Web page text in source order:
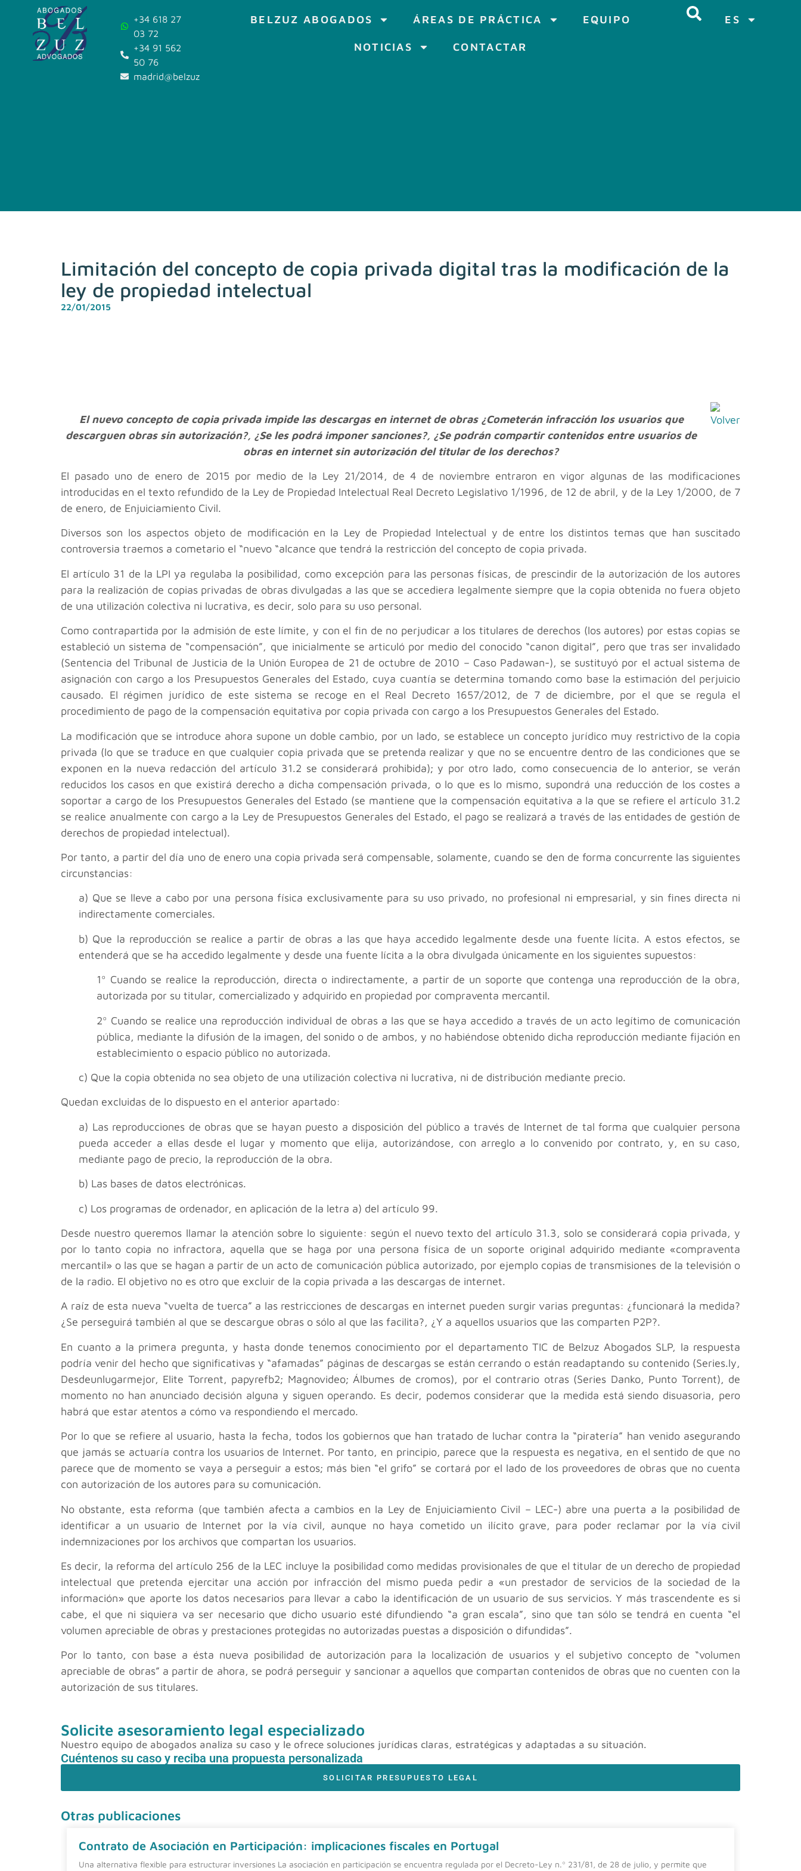
+34 618 27
03 72
+34 91 562
50 76
madrid@belzuz.com
BELZUZ ABOGADOS ÁREAS DE PRÁCTICA EQUIPO
NOTICIAS CONTACTAR
ES
Limitación del concepto de copia privada digital tras la modificación de la
ley de propiedad intelectual
22/01/2015
El nuevo concepto de copia privada impide las descargas en internet de obras ¿Cometerán infracción los usuarios que
descarguen obras sin autorización?, ¿Se les podrá imponer sanciones?, ¿Se podrán compartir contenidos entre usuarios de
obras en internet sin autorización del titular de los derechos?
El pasado uno de enero de 2015 por medio de la Ley 21/2014, de 4 de noviembre entraron en vigor algunas de las modificaciones
introducidas en el texto refundido de la Ley de Propiedad Intelectual Real Decreto Legislativo 1/1996, de 12 de abril, y de la Ley 1/2000, de 7
de enero, de Enjuiciamiento Civil.
Diversos son los aspectos objeto de modificación en la Ley de Propiedad Intelectual y de entre los distintos temas que han suscitado
controversia traemos a cometario el “nuevo “alcance que tendrá la restricción del concepto de copia privada.
El artículo 31 de la LPI ya regulaba la posibilidad, como excepción para las personas físicas, de prescindir de la autorización de los autores
para la realización de copias privadas de obras divulgadas a las que se accediera legalmente siempre que la copia obtenida no fuera objeto
de una utilización colectiva ni lucrativa, es decir, solo para su uso personal.
Como contrapartida por la admisión de este límite, y con el fin de no perjudicar a los titulares de derechos (los autores) por estas copias se
estableció un sistema de “compensación”, que inicialmente se articuló por medio del conocido “canon digital”, pero que tras ser invalidado
(Sentencia del Tribunal de Justicia de la Unión Europea de 21 de octubre de 2010 – Caso Padawan-), se sustituyó por el actual sistema de
asignación con cargo a los Presupuestos Generales del Estado, cuya cuantía se determina tomando como base la estimación del perjuicio
causado. El régimen jurídico de este sistema se recoge en el Real Decreto 1657/2012, de 7 de diciembre, por el que se regula el
procedimiento de pago de la compensación equitativa por copia privada con cargo a los Presupuestos Generales del Estado.
La modificación que se introduce ahora supone un doble cambio, por un lado, se establece un concepto jurídico muy restrictivo de la copia
privada (lo que se traduce en que cualquier copia privada que se pretenda realizar y que no se encuentre dentro de las condiciones que se
exponen en la nueva redacción del artículo 31.2 se considerará prohibida); y por otro lado, como consecuencia de lo anterior, se verán
reducidos los casos en que existirá derecho a dicha compensación privada, o lo que es lo mismo, supondrá una reducción de los costes a
soportar a cargo de los Presupuestos Generales del Estado (se mantiene que la compensación equitativa a la que se refiere el artículo 31.2
se realice anualmente con cargo a la Ley de Presupuestos Generales del Estado, el pago se realizará a través de las entidades de gestión de
derechos de propiedad intelectual).
Por tanto, a partir del día uno de enero una copia privada será compensable, solamente, cuando se den de forma concurrente las siguientes
circunstancias:
a) Que se lleve a cabo por una persona física exclusivamente para su uso privado, no profesional ni empresarial, y sin fines directa ni
indirectamente comerciales.
b) Que la reproducción se realice a partir de obras a las que haya accedido legalmente desde una fuente lícita. A estos efectos, se
entenderá que se ha accedido legalmente y desde una fuente lícita a la obra divulgada únicamente en los siguientes supuestos:
1º Cuando se realice la reproducción, directa o indirectamente, a partir de un soporte que contenga una reproducción de la obra,
autorizada por su titular, comercializado y adquirido en propiedad por compraventa mercantil.
2º Cuando se realice una reproducción individual de obras a las que se haya accedido a través de un acto legítimo de comunicación
pública, mediante la difusión de la imagen, del sonido o de ambos, y no habiéndose obtenido dicha reproducción mediante fijación en
establecimiento o espacio público no autorizada.
c) Que la copia obtenida no sea objeto de una utilización colectiva ni lucrativa, ni de distribución mediante precio.
Quedan excluidas de lo dispuesto en el anterior apartado:
a) Las reproducciones de obras que se hayan puesto a disposición del público a través de Internet de tal forma que cualquier persona
pueda acceder a ellas desde el lugar y momento que elija, autorizándose, con arreglo a lo convenido por contrato, y, en su caso,
mediante pago de precio, la reproducción de la obra.
b) Las bases de datos electrónicas.
c) Los programas de ordenador, en aplicación de la letra a) del artículo 99.
Desde nuestro queremos llamar la atención sobre lo siguiente: según el nuevo texto del artículo 31.3, solo se considerará copia privada, y
por lo tanto copia no infractora, aquella que se haga por una persona física de un soporte original adquirido mediante «compraventa
mercantil» o las que se hagan a partir de un acto de comunicación pública autorizado, por ejemplo copias de transmisiones de la televisión o
de la radio. El objetivo no es otro que excluir de la copia privada a las descargas de internet.
A raíz de esta nueva “vuelta de tuerca” a las restricciones de descargas en internet pueden surgir varias preguntas: ¿funcionará la medida?
¿Se perseguirá también al que se descargue obras o sólo al que las facilita?, ¿Y a aquellos usuarios que las comparten P2P?.
En cuanto a la primera pregunta, y hasta donde tenemos conocimiento por el departamento TIC de Belzuz Abogados SLP, la respuesta
podría venir del hecho que significativas y “afamadas” páginas de descargas se están cerrando o están readaptando su contenido (Series.ly,
Desdeunlugarmejor, Elite Torrent, papyrefb2; Magnovideo; Álbumes de cromos), por el contrario otras (Series Danko, Punto Torrent), de
momento no han anunciado decisión alguna y siguen operando. Es decir, podemos considerar que la medida está siendo disuasoria, pero
habrá que estar atentos a cómo va respondiendo el mercado.
Por lo que se refiere al usuario, hasta la fecha, todos los gobiernos que han tratado de luchar contra la “piratería” han venido asegurando
que jamás se actuaría contra los usuarios de Internet. Por tanto, en principio, parece que la respuesta es negativa, en el sentido de que no
parece que de momento se vaya a perseguir a estos; más bien “el grifo” se cortará por el lado de los proveedores de obras que no cuenta
con autorización de los autores para su comunicación.
No obstante, esta reforma (que también afecta a cambios en la Ley de Enjuiciamiento Civil – LEC-) abre una puerta a la posibilidad de
identificar a un usuario de Internet por la vía civil, aunque no haya cometido un ilícito grave, para poder reclamar por la vía civil
indemnizaciones por los archivos que compartan los usuarios.
Es decir, la reforma del artículo 256 de la LEC incluye la posibilidad como medidas provisionales de que el titular de un derecho de propiedad
intelectual que pretenda ejercitar una acción por infracción del mismo pueda pedir a «un prestador de servicios de la sociedad de la
información» que aporte los datos necesarios para llevar a cabo la identificación de un usuario de sus servicios. Y más trascendente es si
cabe, el que ni siquiera va ser necesario que dicho usuario esté difundiendo “a gran escala”, sino que tan sólo se tendrá en cuenta “el
volumen apreciable de obras y prestaciones protegidas no autorizadas puestas a disposición o difundidas”.
Por lo tanto, con base a ésta nueva posibilidad de autorización para la localización de usuarios y el subjetivo concepto de “volumen
apreciable de obras” a partir de ahora, se podrá perseguir y sancionar a aquellos que compartan contenidos de obras que no cuenten con la
autorización de sus titulares.
Solicite asesoramiento legal especializado
Nuestro equipo de abogados analiza su caso y le ofrece soluciones jurídicas claras, estratégicas y adaptadas a su situación.
Cuéntenos su caso y reciba una propuesta personalizada
SOLICITAR PRESUPUESTO LEGAL
Otras publicaciones
Contrato de Asociación en Participación: implicaciones fiscales en Portugal
Una alternativa flexible para estructurar inversiones La asociación en participación se encuentra regulada por el Decreto-Ley n.º 231/81, de 28 de julio, y permite que